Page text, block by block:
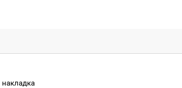
накладка